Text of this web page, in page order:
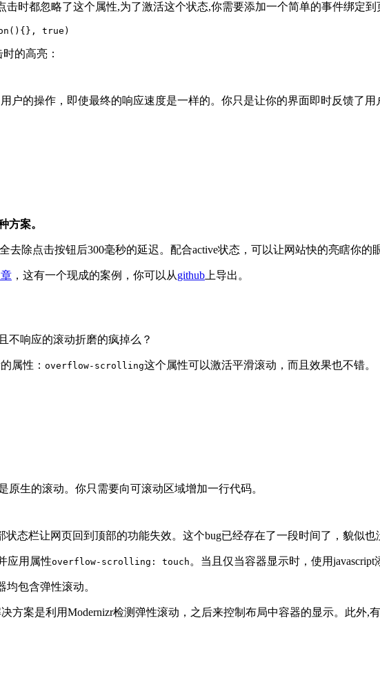
时都忽略了这个属性,为了激活这个状态,你需要添加一个简单的事件绑定到
的高亮：
户的操作，即使最终的响应速度是一样的。你只是让你的界面即时反馈了用
方案。
去除点击按钮后300毫秒的延迟。配合active状态，可以让网站快的亮瞎你的
，这有一个现成的案例，你可以从github上导出。
不响应的滚动折磨的疯掉么？
属性： overflow-scrolling这个属性可以激活平滑滚动，而且效果也不错。
生的滚动。你只需要向可滚动区域增加一行代码。
态栏让网页回到顶部的功能失效。这个bug已经存在了一段时间了，貌似也
应用属性overflow-scrolling: touch 。当且仅当容器显示时，使用javascript
包含弹性滚动。
方案是利用Modernizr检测弹性滚动，之后来控制布局中容器的显示。此外,